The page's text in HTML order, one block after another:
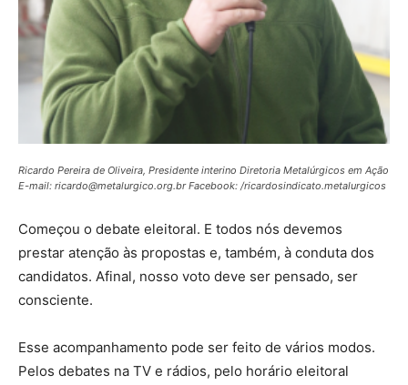
Ricardo Pereira de Oliveira, Presidente interino Diretoria Metalúrgicos em Ação
E-mail: ricardo@metalurgico.org.br Facebook: /ricardosindicato.metalurgicos
Começou o debate eleitoral. E todos nós devemos
prestar atenção às propostas e, também, à conduta dos
candidatos. Afinal, nosso voto deve ser pensado, ser
consciente.
Esse acompanhamento pode ser feito de vários modos.
Pelos debates na TV e rádios, pelo horário eleitoral